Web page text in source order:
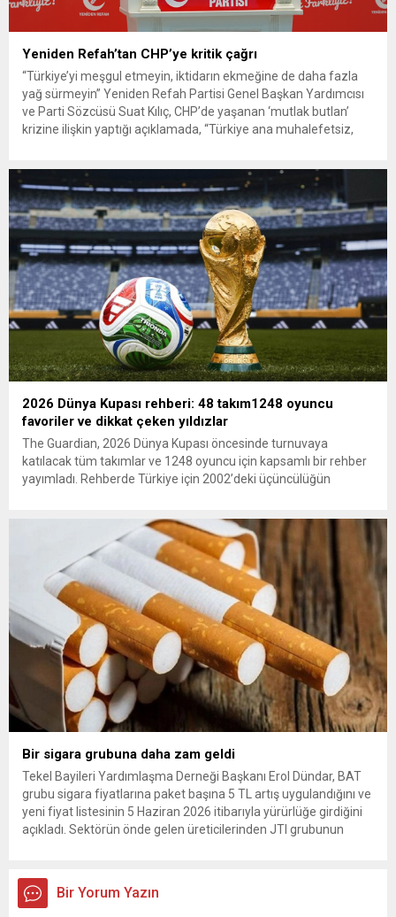
Yeniden Refah’tan CHP’ye kritik çağrı
“Türkiye’yi meşgul etmeyin, iktidarın ekmeğine de daha fazla
yağ sürmeyin” Yeniden Refah Partisi Genel Başkan Yardımcısı
ve Parti Sözcüsü Suat Kılıç, CHP’de yaşanan ‘mutlak butlan’
krizine ilişkin yaptığı açıklamada, “Türkiye ana muhalefetsiz,
olun. Türkiye’yi...
2026 Dünya Kupası rehberi: 48 takım1248 oyuncu
favoriler ve dikkat çeken yıldızlar
The Guardian, 2026 Dünya Kupası öncesinde turnuvaya
katılacak tüm takımlar ve 1248 oyuncu için kapsamlı bir rehber
yayımladı. Rehberde Türkiye için 2002’deki üçüncülüğün
yaratmaya hazır” olarak değerlendirildi. A Milli Takım’ın yıldızı
Arda Güler gösterildi. The...
Bir sigara grubuna daha zam geldi
Tekel Bayileri Yardımlaşma Derneği Başkanı Erol Dündar, BAT
grubu sigara fiyatlarına paket başına 5 TL artış uygulandığını ve
yeni fiyat listesinin 5 Haziran 2026 itibarıyla yürürlüğe girdiğini
açıkladı. Sektörün önde gelen üreticilerinden JTI grubunun
Yardımlaşma...
Bir Yorum Yazın